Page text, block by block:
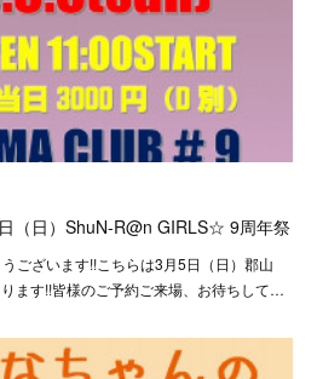
（日）ShuN-R@n GIRLS☆ 9周年祭
ございます!!こちらは3月5日（日）郡山
ます!!皆様のご予約ご来場、お待ちして…